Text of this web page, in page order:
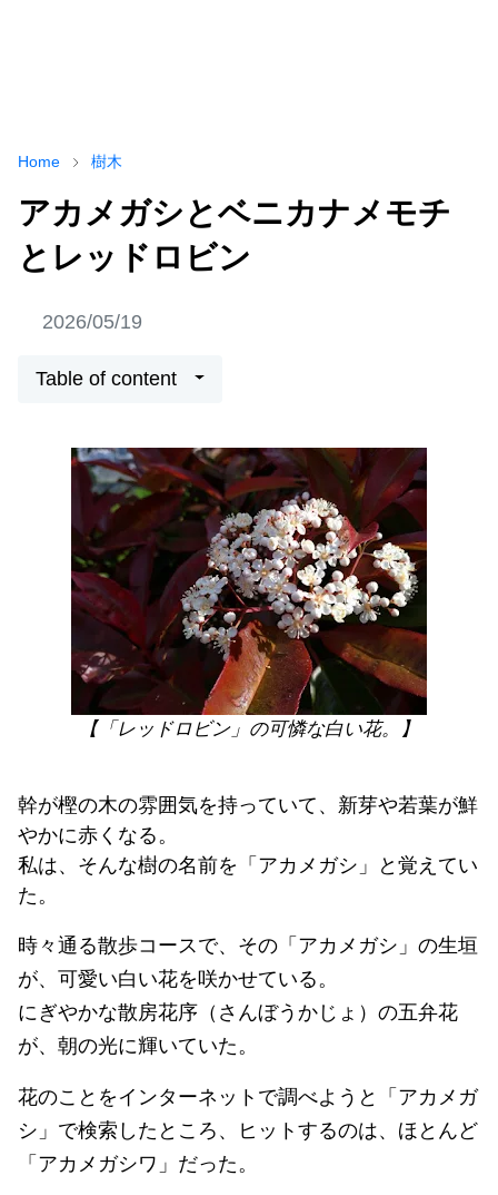
Home 樹木
アカメガシとベニカナメモチ
とレッドロビン
2026/05/19
Table of content
【「レッドロビン」の可憐な白い花。】
幹が樫の木の雰囲気を持っていて、新芽や若葉が鮮
やかに赤くなる。
私は、そんな樹の名前を「アカメガシ」と覚えてい
た。
時々通る散歩コースで、その「アカメガシ」の生垣
が、可愛い白い花を咲かせている。
にぎやかな散房花序（さんぼうかじょ）の五弁花
が、朝の光に輝いていた。
花のことをインターネットで調べようと「アカメガ
シ」で検索したところ、ヒットするのは、ほとんど
「アカメガシワ」だった。